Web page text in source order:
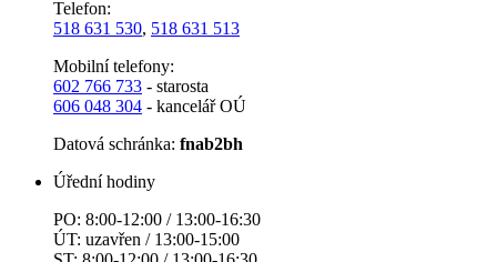
Telefon:
518 631 530, 518 631 513
Mobilní telefony:
602 766 733 - starosta
606 048 304 - kancelář OÚ
Datová schránka: fnab2bh
Úřední hodiny
PO: 8:00-12:00 / 13:00-16:30
ÚT: uzavřen / 13:00-15:00